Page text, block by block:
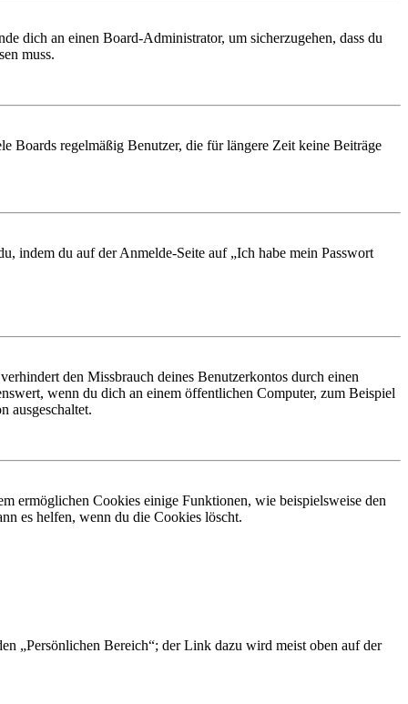
dich an einen Board-Administrator, um sicherzugehen, dass du
muss.
Boards regelmäßig Benutzer, die für längere Zeit keine Beiträge
indem du auf der Anmelde-Seite auf „Ich habe mein Passwort
den Missbrauch deines Benutzerkontos durch einen
wenn du dich an einem öffentlichen Computer, zum Beispiel
ausgeschaltet.
ermöglichen Cookies einige Funktionen, wie beispielsweise den
es helfen, wenn du die Cookies löscht.
„Persönlichen Bereich“; der Link dazu wird meist oben auf der